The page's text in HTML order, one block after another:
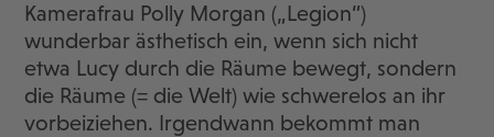
Kamerafrau Polly Morgan („Legion“)
wunderbar ästhetisch ein, wenn sich nicht
etwa Lucy durch die Räume bewegt, sondern
die Räume (= die Welt) wie schwerelos an ihr
vorbeiziehen. Irgendwann bekommt man